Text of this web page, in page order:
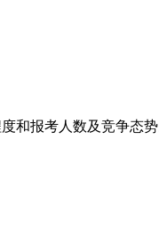
报考人数及竞争态